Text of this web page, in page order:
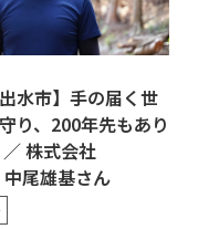
水市】手の届く世
り、200年先もあり
株式会社
中尾雄基さん